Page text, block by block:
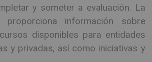
y someter a evaluación. La
proporciona información sobre
disponibles para entidades
y privadas, así como iniciativas y